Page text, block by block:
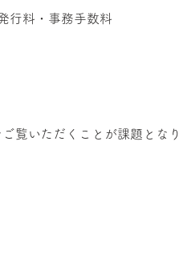
行料・事務手数料
覧いただくことが課題となり